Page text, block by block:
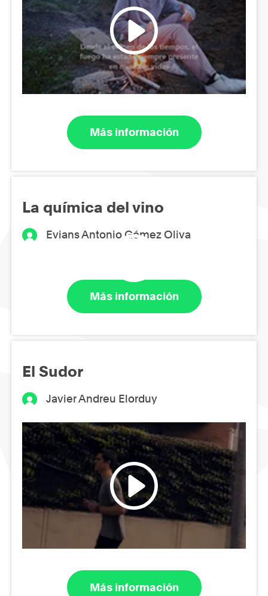
Más información
La química del vino
Evians Antonio Gómez Oliva
Más información
El Sudor
Javier Andreu Elorduy
Más información